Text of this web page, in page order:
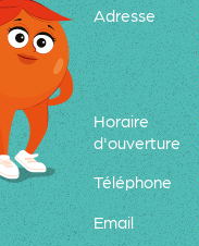
Adresse
Horaire
d'ouverture
Téléphone
Email